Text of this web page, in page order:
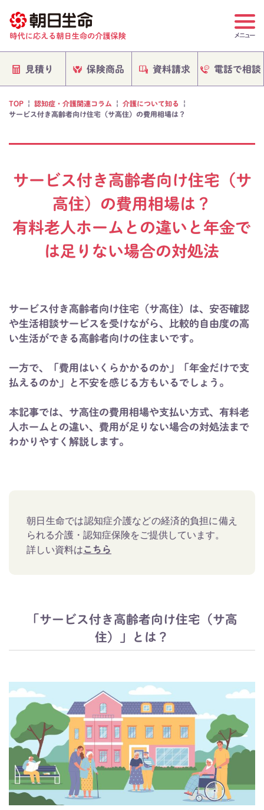
見積り 保険商品 資料請求 電話で相談
TOP | 認知症・介護関連コラム | 介護について知る |
サービス付き高齢者向け住宅（サ高住）の費用相場は？
サービス付き高齢者向け住宅（サ
高住）の費用相場は？
有料老人ホームとの違いと年金で
は足りない場合の対処法
サービス付き高齢者向け住宅（サ高住）は、安否確認
や生活相談サービスを受けながら、比較的自由度の高
い生活ができる高齢者向けの住まいです。
一方で、「費用はいくらかかるのか」「年金だけで支
払えるのか」と不安を感じる方もいるでしょう。
本記事では、サ高住の費用相場や支払い方式、有料老
人ホームとの違い、費用が足りない場合の対処法まで
わかりやすく解説します。
朝日生命では認知症介護などの経済的負担に備え
られる介護・認知症保険をご提供しています。
詳しい資料はこちら
「サービス付き高齢者向け住宅（サ高
住）」とは？